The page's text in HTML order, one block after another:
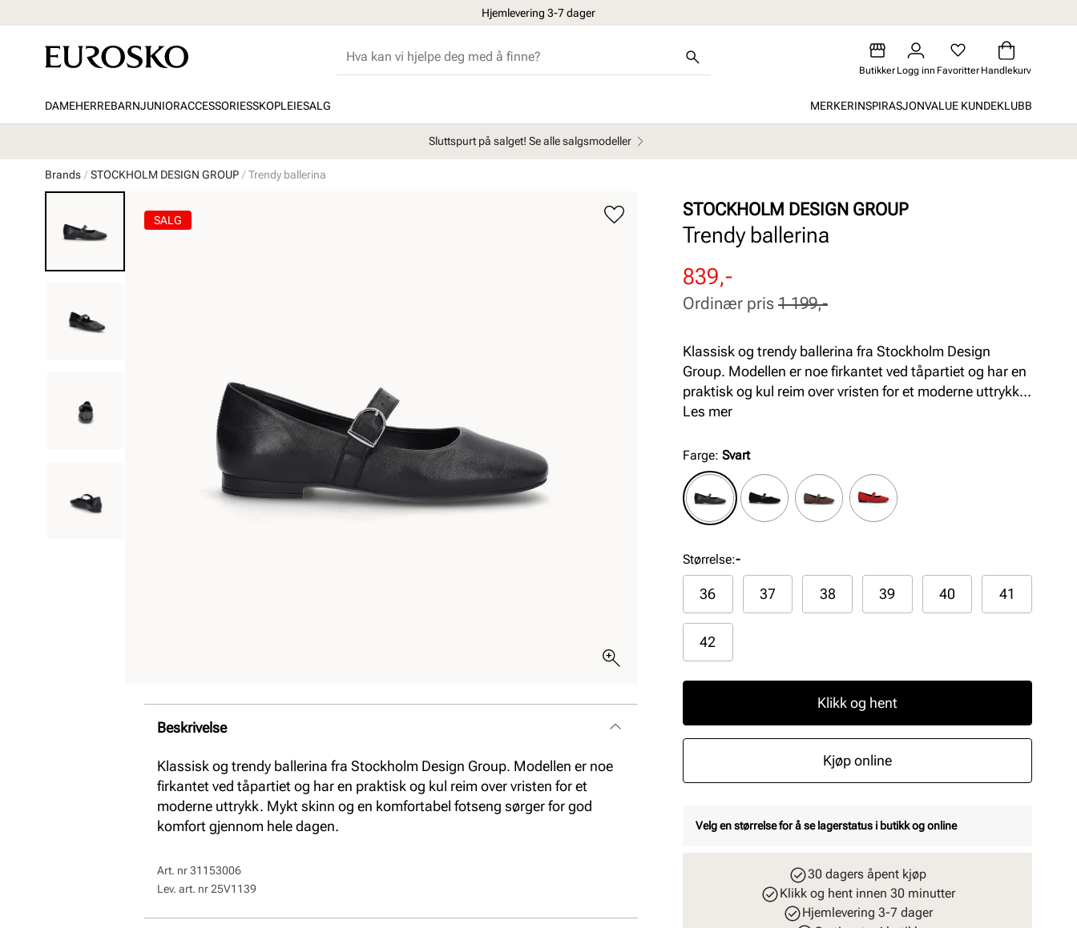
Hjemlevering 3-7 dager
Butikker Logg inn Favoritter Handlekurv
DAMEHERREBARNJUNIORACCESSORIESSKOPLEIESALG MERKERINSPIRASJONVALUE KUNDEKLUBB
Sluttspurt på salget! Se alle salgsmodeller
Brands STOCKHOLM DESIGN GROUP Trendy ballerina
SALG
Beskrivelse
Klassisk og trendy ballerina fra Stockholm Design Group. Modellen er noe
firkantet ved tåpartiet og har en praktisk og kul reim over vristen for et
moderne uttrykk. Mykt skinn og en komfortabel fotseng sørger for god
komfort gjennom hele dagen.
Art. nr31153006
Lev. art. nr25V1139
STOCKHOLM DESIGN GROUP
Trendy ballerina
Rabattert
pris
Pris
839,-
Ordinær
pris
Pris
Ordinær pris 1 199,-
Klassisk og trendy ballerina fra Stockholm Design
Group. Modellen er noe firkantet ved tåpartiet og har en
praktisk og kul reim over vristen for et moderne uttrykk.
Mykt skinn og en komfortabel fotseng sørger for god
Les mer
Farge: Svart
Størrelse:-
36 37 38 39 40 41
42
Klikk og hent
Kjøp online
Velg en størrelse for å se lagerstatus i butikk og online
30 dagers åpent kjøp
Klikk og hent innen 30 minutter
Hjemlevering 3-7 dager